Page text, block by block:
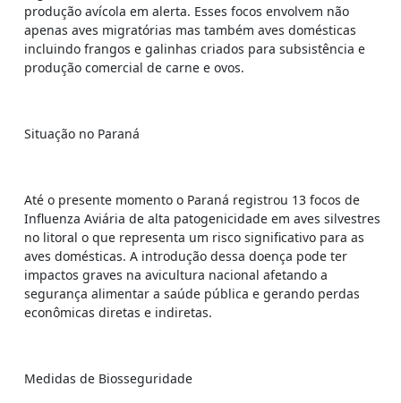
produção avícola em alerta. Esses focos envolvem não
apenas aves migratórias mas também aves domésticas
incluindo frangos e galinhas criados para subsistência e
produção comercial de carne e ovos.
Situação no Paraná
Até o presente momento o Paraná registrou 13 focos de
Influenza Aviária de alta patogenicidade em aves silvestres
no litoral o que representa um risco significativo para as
aves domésticas. A introdução dessa doença pode ter
impactos graves na avicultura nacional afetando a
segurança alimentar a saúde pública e gerando perdas
econômicas diretas e indiretas.
Medidas de Biosseguridade